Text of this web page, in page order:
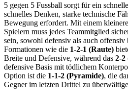
5 gegen 5 Fussball sorgt für ein
schnelles Denken, starke technische
Bewegung erfordert. Mit einem
Spielern muss jedes Teammitglied
sein, sowohl defensiv als auch offensiv
Formationen wie die 1-2-1 (Raute)
Breite und Defensive, während das 2-2
defensive Basis mit tödlichem
Option ist die 1-1-2 (Pyramide), die
Gegner im letzten Drittel zu